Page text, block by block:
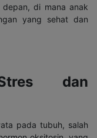
di mana anak
yang sehat dan
dan
pada tubuh, salah